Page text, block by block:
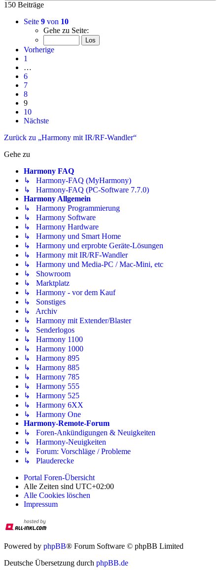
150 Beiträge
Seite 9 von 10
Gehe zu Seite:
Vorherige
1
…
6
7
8
9
10
Nächste
Zurück zu „Harmony mit IR/RF-Wandler“
Gehe zu
Harmony FAQ
↳ Harmony-FAQ (MyHarmony)
↳ Harmony-FAQ (PC-Software 7.7.0)
Harmony Allgemein
↳ Harmony Programmierung
↳ Harmony Software
↳ Harmony Hardware
↳ Harmony und Smart Home
↳ Harmony und erprobte Geräte-Lösungen
↳ Harmony mit IR/RF-Wandler
↳ Harmony und Media-PC / Mac-Mini, etc
↳ Showroom
↳ Marktplatz
↳ Harmony - vor dem Kauf
↳ Sonstiges
↳ Archiv
↳ Harmony mit Extender/Blaster
↳ Senderlogos
↳ Harmony 1100
↳ Harmony 1000
↳ Harmony 895
↳ Harmony 885
↳ Harmony 785
↳ Harmony 555
↳ Harmony 525
↳ Harmony 6XX
↳ Harmony One
Harmony-Remote-Forum
↳ Foren-Ankündigungen & Neuigkeiten
↳ Harmony-Neuigkeiten
↳ Forum: Vorschläge / Probleme
↳ Plauderecke
Portal Foren-Übersicht
Alle Zeiten sind UTC+02:00
Alle Cookies löschen
Impressum
Powered by phpBB® Forum Software © phpBB Limited
Deutsche Übersetzung durch phpBB.de